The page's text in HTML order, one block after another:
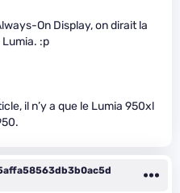
On Display, on dirait la
:p
il n’y a que le Lumia 950xl